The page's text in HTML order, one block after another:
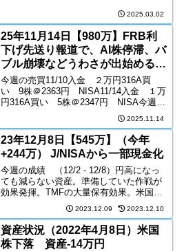
2025.03.02
25年11月14日【980万】FRB利
下げ先送り報道で、AI株停滞、バ
ブル崩壊などうわさが出始める
【買い継続】
今週の売買11/10入金 ２万円316A買
い 9株＠2363円 NISA11/14入金 １万
円316A買い 5株＠2347円 NISA今週の
成績（11/8～11/14）AIバブルあおりの
SNSが増えてくる。ショートのバーリー
が示した、AI大...
2025.11.14
23年12月8日【545万】（今年
+244万） J/NISAから一部現金化
今週の成績 （12/2 - 12/8）円高になっ
ても減らない資産。準備していた作戦が
効果発揮。TMFの大量保有効果。米国金
利低下→円高＆債券高（ ｘ3倍レバ ）今
週は円高転換の起点になるかと思い、一
部株式を売却。その先、円転しようとし
たが、...
2023.12.09 2023.12.10
資産状況（2022年4月8日）米国
株下落 資産-14万円